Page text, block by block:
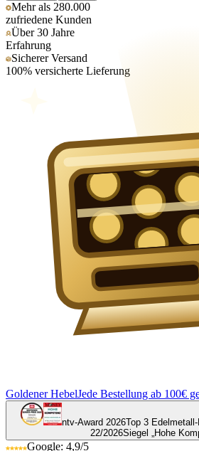
Mehr als 280.000
zufriedene Kunden
Über 30 Jahre
Erfahrung
Sicherer Versand
100% versicherte Lieferung
Goldener HebelJede Bestellung ab 100€
ntv-Award 2026Top 3
22/2026Siegel „Hohe
Google: 4,9/5